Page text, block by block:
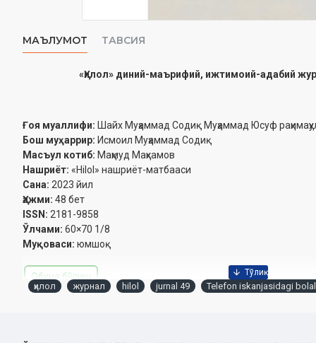
МАЪЛУМОТ ТАВСИЯ
«Ҳилол» диний-маърифий, ижтимоий-адабий
Ғоя муаллифи: Шайх Муҳаммад Содиқ Муҳаммад Юсуф
Бош муҳаррир: Исмоил Муҳаммад Содиқ
Масъул котиб: Маҳмуд Маҳкамов
Нашриёт: «Hilol» нашриёт-матбааси‎
Сана: 2023 йил
Ҳажми: 48 бет‎
ISSN: 2181-9858
Ўлчами: 60×70 1/8
Муқоваси: юмшоқ
Обуна бўлиш
ҳилол журнал hilol jurnal 49 Telefon iskanjasidagi